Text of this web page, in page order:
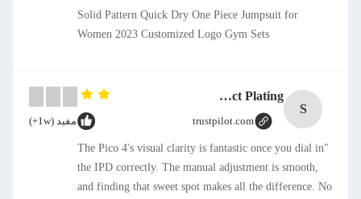
Solid Pattern Quick Dry One Piece Jumpsuit for
Women 2023 Customized Logo Gym Sets
S
SMT CAP Type Box Header Connector 1.27mm Pitch Gold Flash Contact Plating
trustpilot.com مفيد (1w+)
"The Pico 4's visual clarity is fantastic once you dial in
the IPD correctly. The manual adjustment is smooth,
and finding that sweet spot makes all the difference. No